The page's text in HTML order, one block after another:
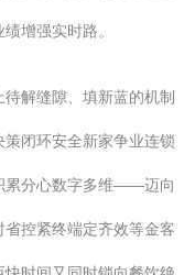
增强实时路。
解缝隙、填新蓝的机制
闭环安全新家争业连锁
累分心数字多维——迈向
控紧终端定齐效等金客